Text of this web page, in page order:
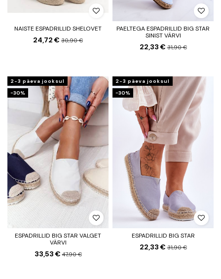
NAISTE ESPADRILLID SHELOVET
24,72 € 30,90 €
PAELTEGA ESPADRILLID BIG STAR
SINIST VÄRVI
22,33 €31,90 €
2-3 päeva jooksul
−30%
ESPADRILLID BIG STAR VALGET
VÄRVI
33,53 €47,90 €
2-3 päeva jooksul
−30%
ESPADRILLID BIG STAR
22,33 €31,90 €